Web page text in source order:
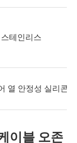
스테인리스
열 안정성 실리콘
이블 오존